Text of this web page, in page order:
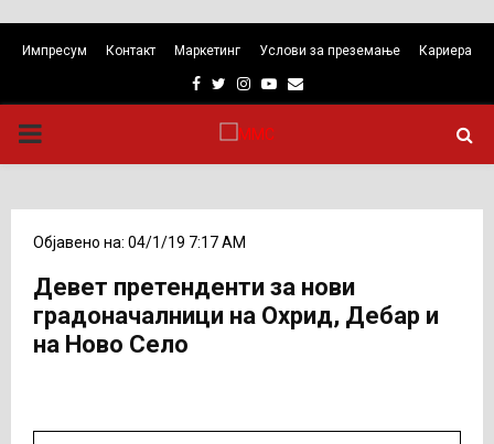
Импресум Контакт Маркетинг Услови за преземање Кариера
Facebook
TwitterInstagram
Youtube
Email
PRIMARY
Објавено на: 04/1/19 7:17 AM
Девет претенденти за нови
градоначалници на Охрид, Дебар и
на Ново Село